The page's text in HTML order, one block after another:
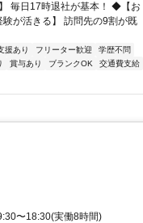
毎日17時退社が基本！ ◆【お
が活きる】 訪問先の9割が既
援あり フリーター歓迎
学歴不問
賞与あり ブランクOK
交通費支給
〜18:30(実働8時間)